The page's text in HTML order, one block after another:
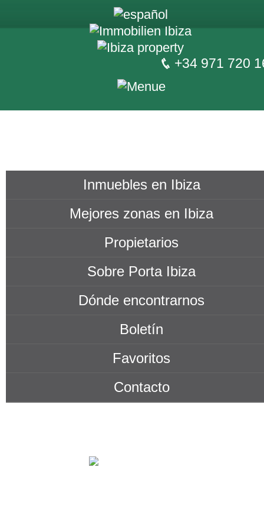
+34 971 720
Inmuebles en Ibiza
Mejores zonas en Ibiza
Propietarios
Sobre Porta Ibiza
Dónde encontrarnos
Boletín
Favoritos
Contacto